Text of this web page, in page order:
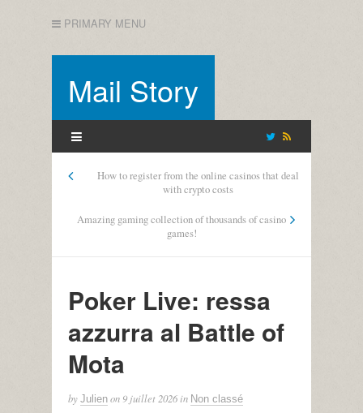
PRIMARY MENU
Mail Story
How to register from the online casinos that deal
with crypto costs
Amazing gaming collection of thousands of casino
games!
Poker Live: ressa
azzurra al Battle of
Mota
by Julien on 9 juillet 2026 in Non classé